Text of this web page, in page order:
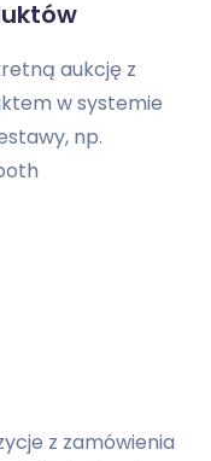
aukcję z
w systemie
np.
z zamówienia